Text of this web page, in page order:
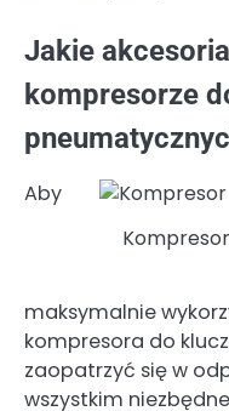
Jakie
kompresorze
Aby
maksymalnie
kompresora do
zaopatrzyć się w
wszystkim